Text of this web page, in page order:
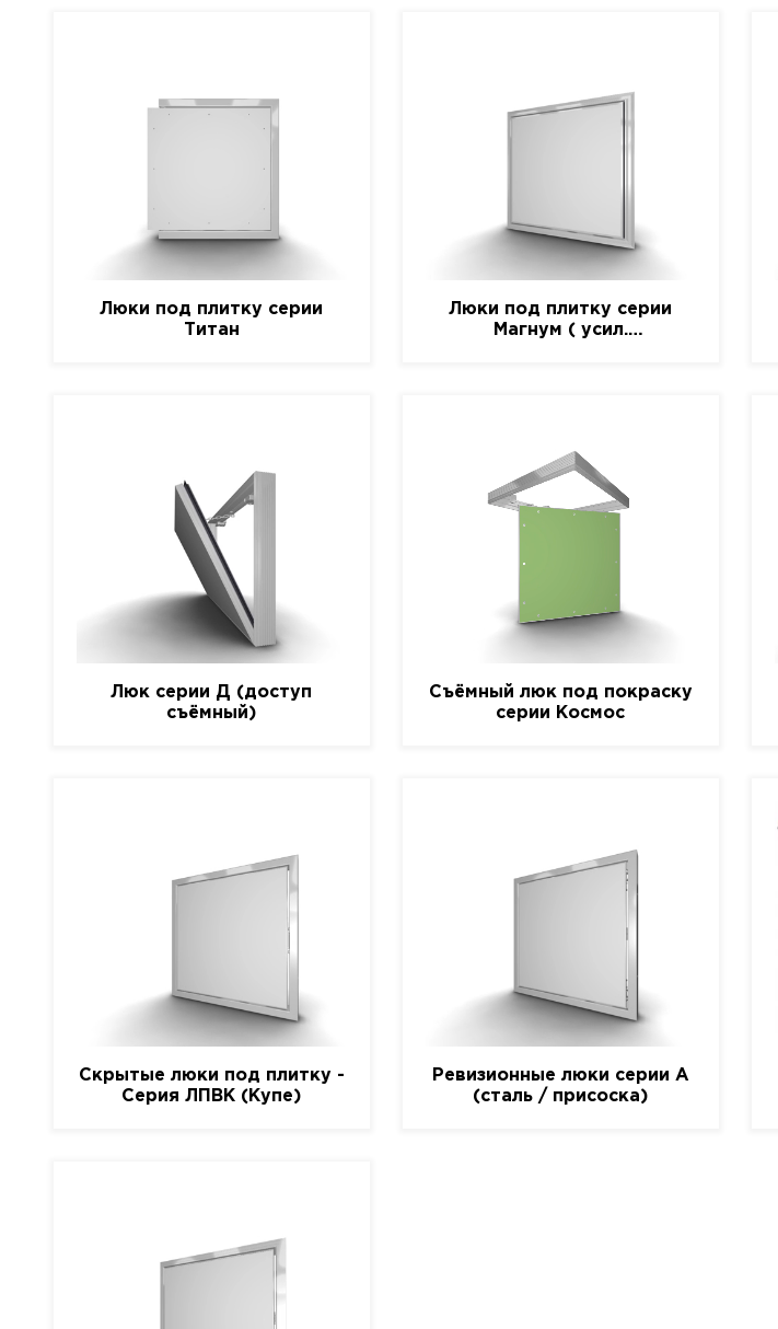
Люки под плитку серии
Титан
Люки под плитку серии
Магнум ( усил.
Люк серии Д (доступ
съёмный)
Съёмный люк под покраску
серии Космос
Скрытые люки под плитку -
Серия ЛПВК (Купе)
Ревизионные люки серии A
(сталь / присоска)